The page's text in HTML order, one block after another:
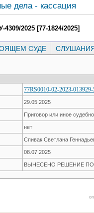
дела - кассация
2025 [77-1824/2025]
СУДЕ
77RS0010-02-2023-013929-
29.05.2025
Приговор или иное
нет
Спивак Светлана
08.07.2025
ВЫНЕСЕНО РЕШЕНИЕ